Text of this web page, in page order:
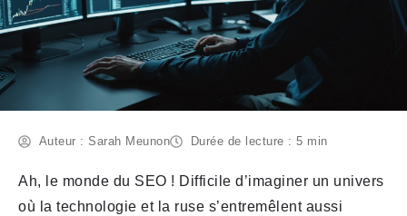
Auteur : Sarah Meunon Durée de lecture : 5 min
Ah, le monde du SEO ! Difficile d’imaginer un univers
où la technologie et la ruse s’entremêlent aussi